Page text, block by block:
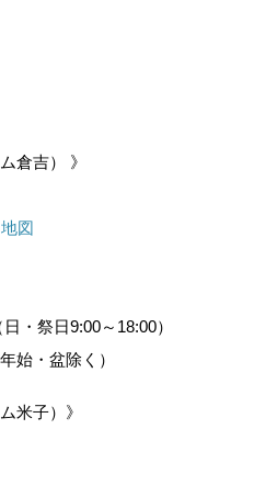
倉吉） 》
地図
日・祭日9:00～18:00）
始・盆除く）
米子）》